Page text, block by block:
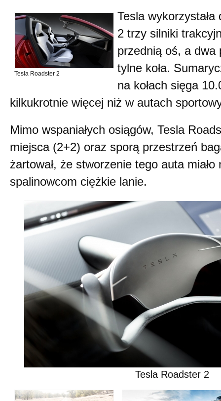
Tesla Roadster 2
Tesla
2 trzy silniki
przednią oś, a dwa
tylne koła.
na kołach sięga
kilkukrotnie więcej niż w autach
Mimo wspaniałych osiągów, Tesla
miejsca (2+2) oraz sporą przestrzeń
żartował, że stworzenie tego auta miało
spalinowcom ciężkie lanie.
Tesla Roadster 2